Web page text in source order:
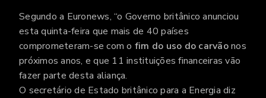
Segundo a Euronews, “o Governo britânico anunciou
esta quinta-feira que mais de 40 países
comprometeram-se com o fim do uso do carvãonos
próximos anos, e que 11 instituições financeiras vão
fazer parte desta aliança.
O secretário de Estado britânico para a Energia diz